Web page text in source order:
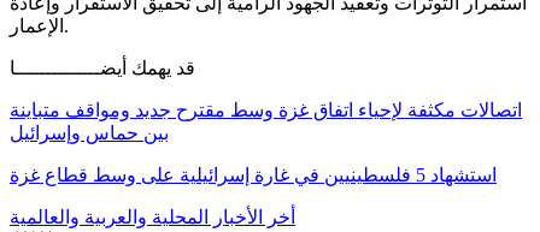
الإعمار.
قد يهمك أيضــــــــــــــا
اتصالات مكثفة لإحياء اتفاق غزة وسط مقترح جديد ومواقف متباينة
بين حماس وإسرائيل
استشهاد 5 فلسطينيين في غارة إسرائيلية على وسط قطاع غزة
أخر الأخبار المحلية والعربية والعالمية